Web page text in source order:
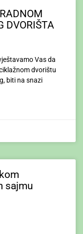
DVORIŠTA
Vas da
dvorištu
biti na snazi
sajmu